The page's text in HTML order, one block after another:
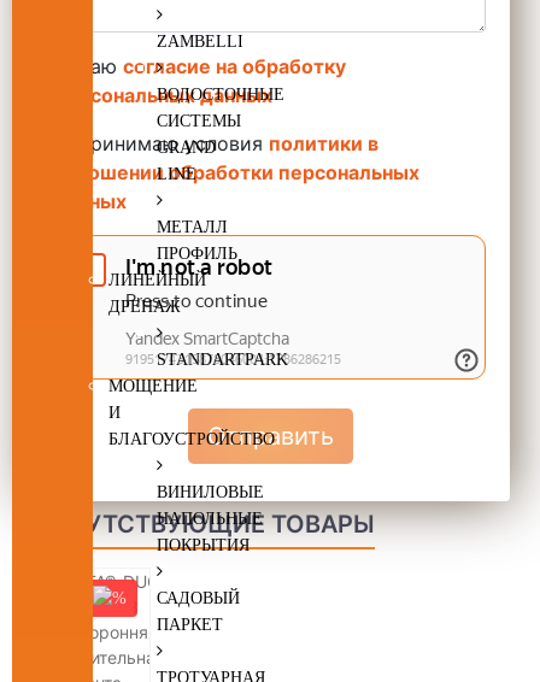
ZAMBELLI
ВОДОСТОЧНЫЕ
СИСТЕМЫ
GRAND
LINE
МЕТАЛЛ
ПРОФИЛЬ
ЛИНЕЙНЫЙ
ДРЕНАЖ
STANDARTPARK
МОЩЕНИЕ
И
БЛАГОУСТРОЙСТВО
ВИНИЛОВЫЕ
НАПОЛЬНЫЕ
ПОКРЫТИЯ
САДОВЫЙ
ПАРКЕТ
ТРОТУАРНАЯ
Даю согласие на обработку
персональных данных
Принимаю условия политики в
отношении обработки персональных
данных
Отправить
СОПУТСТВУЮЩИЕ ТОВАРЫ